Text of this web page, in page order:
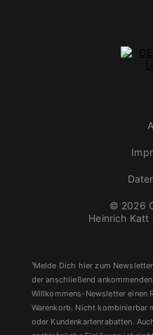
© 2026
Heinrich Katt
¹Melde Dich hier zum
der anschließend
Willkommens-Newsletter einen
Warenkorb. Nicht kombinierbar
oder Kundenkartenrabatten.